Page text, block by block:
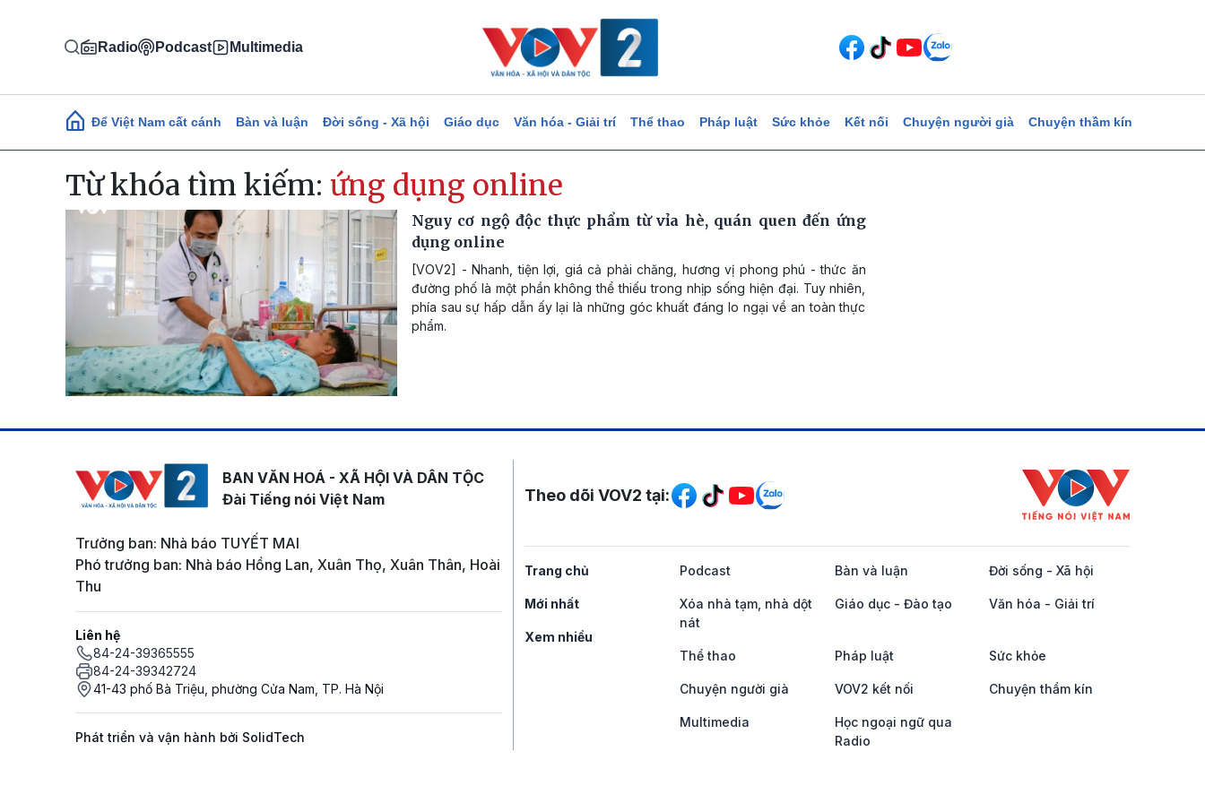
Radio Podcast Multimedia
Main navigation
Để Việt Nam cất cánh Bàn và luận Đời sống - Xã hội Giáo dục Văn hóa - Giải trí Thể thao Pháp luật Sức khỏe Kết nối Chuyện người già Chuyện thầm kín
Từ khóa tìm kiếm: ứng dụng online
Nguy cơ ngộ độc thực phẩm từ vỉa hè, quán quen đến ứng
dụng online
[VOV2] - Nhanh, tiện lợi, giá cả phải chăng, hương vị phong phú - thức ăn
đường phố là một phần không thể thiếu trong nhịp sống hiện đại. Tuy nhiên,
phía sau sự hấp dẫn ấy lại là những góc khuất đáng lo ngại về an toàn thực
phẩm.
BAN VĂN HOÁ - XÃ HỘI VÀ DÂN TỘC
Đài Tiếng nói Việt Nam
Trưởng ban: Nhà báo TUYẾT MAI
Phó trưởng ban: Nhà báo Hồng Lan, Xuân Thọ, Xuân Thân, Hoài
Thu
Liên hệ
84-24-39365555
84-24-39342724
41-43 phố Bà Triệu, phường Cửa Nam, TP. Hà Nội
Phát triển và vận hành bởi SolidTech
Mạng xã hội
Theo dõi VOV2 tại:
Trang chủ
Mới nhất
Xem nhiều
Podcast Bàn và luận Đời sống - Xã hội
Xóa nhà tạm, nhà dột
nát
Giáo dục - Đào tạo Văn hóa - Giải trí
Thể thao Pháp luật Sức khỏe
Chuyện người già VOV2 kết nối Chuyện thầm kín
Multimedia
Học ngoại ngữ qua
Radio